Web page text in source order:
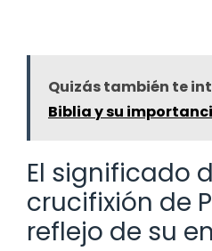
Quizás también te
Biblia y su
El significado
crucifixión de
reflejo de su